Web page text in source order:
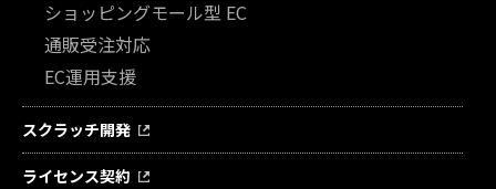
ショッピングモール型 EC
通販受注対応
EC運用支援
スクラッチ開発
ライセンス契約